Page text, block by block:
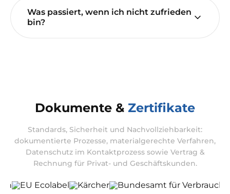
Was passiert, wenn ich nicht zufrieden
bin?
Dokumente & Zertifikate
Standards, Sicherheit und Nachvollziehbarkeit:
dokumentierte Prozesse, materialgerechte Verfahren,
Datenschutz im Kontaktprozess sowie Vertrag &
Rechnung für Privat- und Geschäftskunden.